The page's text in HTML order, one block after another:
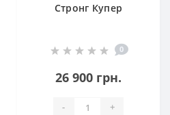
Стронг Купер
0
26 900 грн.
- +